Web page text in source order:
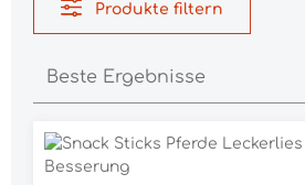
Produkte filtern